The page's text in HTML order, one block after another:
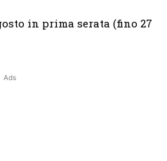
in prima serata (fino 27
Ads